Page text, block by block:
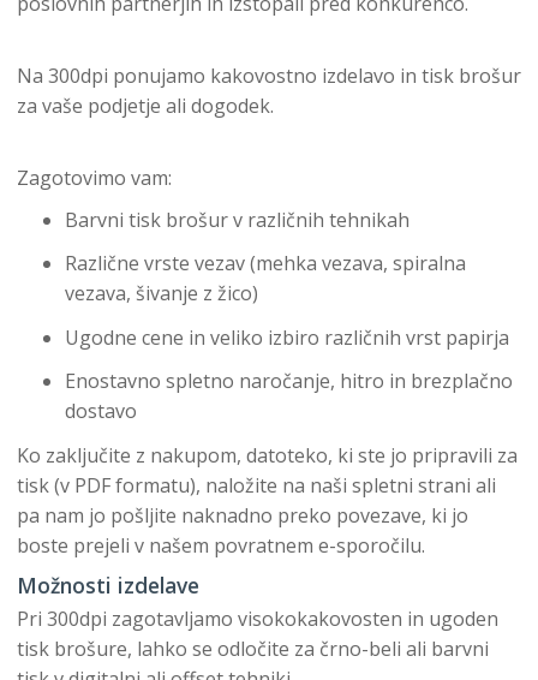
Na 300dpi ponujamo kakovostno izdelavo in tisk brošur
za vaše podjetje ali dogodek.
Zagotovimo vam:
Barvni tisk brošur v različnih tehnikah
Različne vrste vezav (mehka vezava, spiralna
vezava, šivanje z žico)
Ugodne cene in veliko izbiro različnih vrst papirja
Enostavno spletno naročanje, hitro in brezplačno
dostavo
Ko zaključite z nakupom, datoteko, ki ste jo pripravili za
tisk (v PDF formatu), naložite na naši spletni strani ali
pa nam jo pošljite naknadno preko povezave, ki jo
boste prejeli v našem povratnem e-sporočilu.
Možnosti izdelave
Pri 300dpi zagotavljamo visokokakovosten in ugoden
tisk brošure, lahko se odločite za črno-beli ali barvni